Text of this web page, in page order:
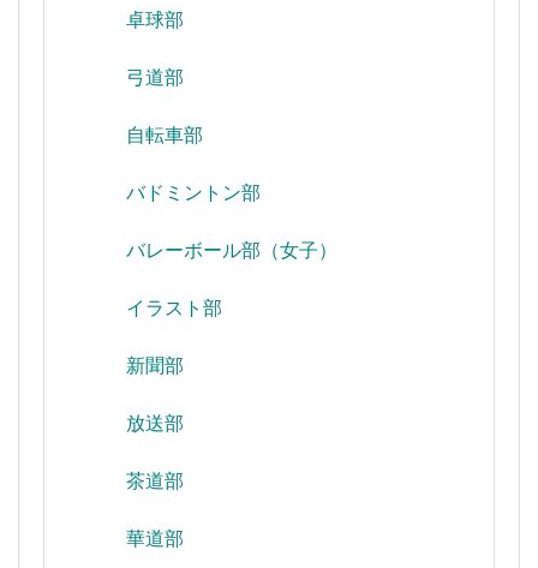
卓球部
弓道部
自転車部
バドミントン部
バレーボール部（女子）
イラスト部
新聞部
放送部
茶道部
華道部